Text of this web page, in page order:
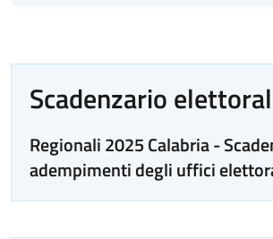
Scadenzario
Regionali 2025 Calabria -
adempimenti degli uffici